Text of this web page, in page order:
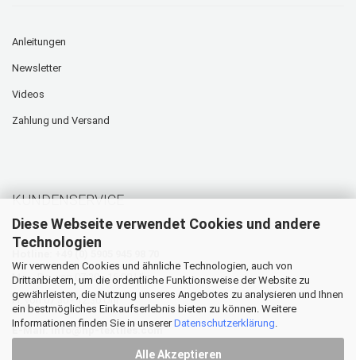
Diese Webseite verwendet Cookies und andere
Technologien
Wir verwenden Cookies und ähnliche Technologien, auch von
Drittanbietern, um die ordentliche Funktionsweise der Website zu
gewährleisten, die Nutzung unseres Angebotes zu analysieren und Ihnen
ein bestmögliches Einkaufserlebnis bieten zu können. Weitere
Informationen finden Sie in unsererDatenschutzerklärung
Alle Akzeptieren
Anleitungen
Newsletter
Videos
Zahlung und Versand
KUNDENSERVICE
Hotline: +49 (0) 5905 945 98 70
Mo. - Do. von 07:30 - 16:00 Uhr
Fr. von 07:30 - 12:30 Uhr
E-Mail:info@hp-textiles.com